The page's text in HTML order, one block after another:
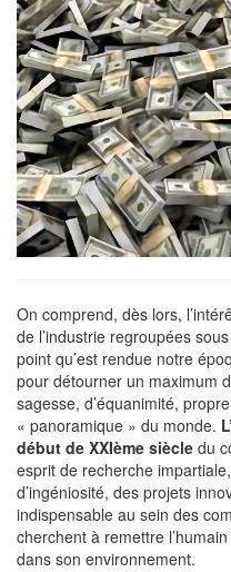
On comprend, dès lors,
de l’industrie regroupées
point qu’est rendue notre
pour détourner un maximum
sagesse, d’équanimité,
« panoramique » du monde.
début de XXIème siècle du
esprit de recherche
d’ingéniosité, des projets
indispensable au sein des
cherchent à remettre
dans son environnement.